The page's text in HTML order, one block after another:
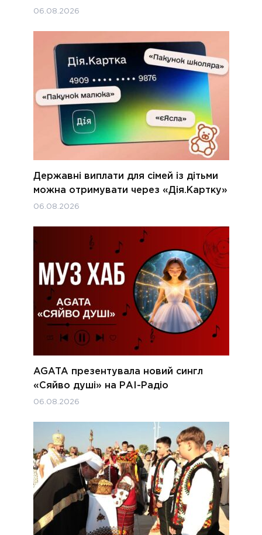
06.08.2026
Державні виплати для сімей із дітьми
можна отримувати через «Дія.Картку»
06.08.2026
AGATA презентувала новий сингл
«Сяйво душі» на РАІ-Радіо
06.08.2026